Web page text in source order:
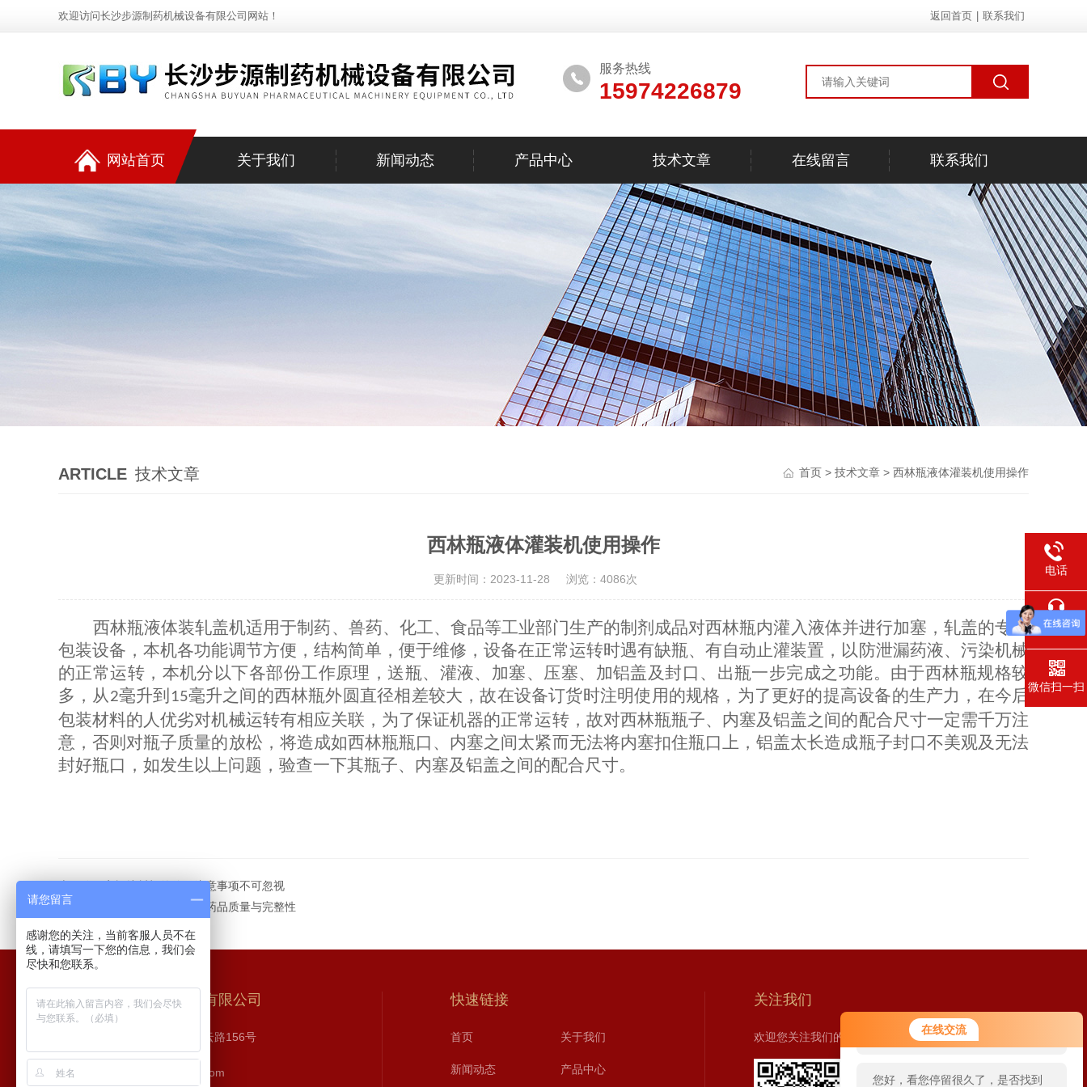
在线交流
您好！欢迎前来咨询，很高兴为您
服务，请问您要咨询什么问题呢？
您好，看您停留很久了，是否找到
欢迎访问长沙步源制药机械设备有限公司网站！ 返回首页 联系我们
服务热线
15974226879
网站首页 关于我们 新闻动态 产品中心 技术文章 在线留言 联系我们
ARTICLE 技术文章 首页 > 技术文章 > 西林瓶液体灌装机使用操作
西林瓶液体灌装机使用操作
更新时间：2023-11-28 浏览：4086次
西林瓶液体装轧盖机适用于制药、兽药、化工、食品等工业部门生产的制剂成品对西林瓶内灌入液体并进行加塞，轧盖的专用
包装设备，本机各功能调节方便，结构简单，便于维修，设备在正常运转时遇有缺瓶、有自动止灌装置，以防泄漏药液、污染机械
的正常运转，本机分以下各部份工作原理，送瓶、灌液、加塞、压塞、加铝盖及封口、出瓶一步完成之功能。由于西林瓶规格较
多，从2毫升到 15毫升之间的西林瓶外圆直径相差较大，故在设备订货时注明使用的规格，为了更好的提高设备的生产力，在今后
包装材料的人优劣对机械运转有相应关联，为了保证机器的正常运转，故对西林瓶瓶子、内塞及铝盖之间的配合尺寸一定需千万注
意，否则对瓶子质量的放松，将造成如西林瓶瓶口、内塞之间太紧而无法将内塞扣住瓶口上，铝盖太长造成瓶子封口不美观及无法
封好瓶口，如发生以上问题，验查一下其瓶子、内塞及铝盖之间的配合尺寸。
安瓿熔封机的使用注意事项不可忽视
下一篇：
安瓿瓶灌封机：确保药品质量与完整性
长沙步源制药机械设备有限公司
地址：长沙市 高新区 麓云路156号
邮箱：526252952@qq.com
快速链接
首页 关于我们
新闻动态 产品中心
关注我们
欢迎您关注我们的微信公众号了解更多信息：
电话
在线交流
微信扫一扫
请您留言
感谢您的关注，当前客服人员不在
线，请填写一下您的信息，我们会
尽快和您联系。